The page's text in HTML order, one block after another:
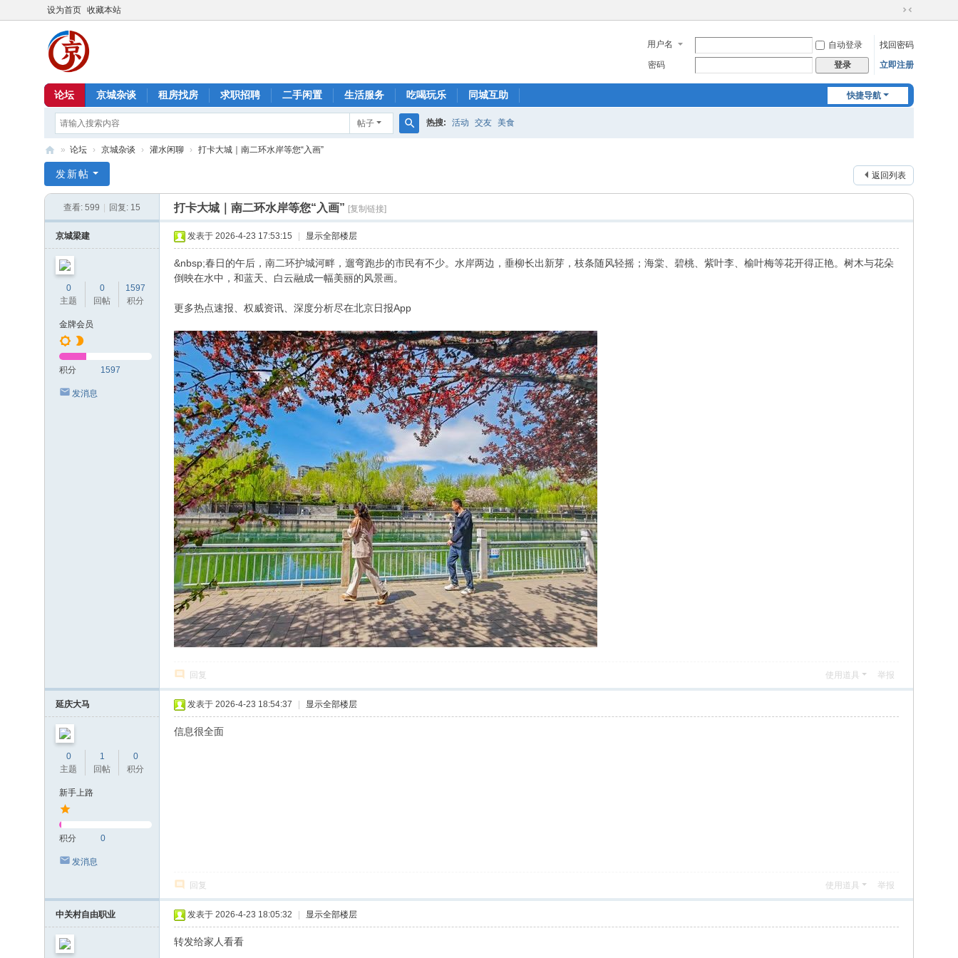
设为首页 收藏本站
切
到
窄
用户名 自动登录
找回密码
密码
登录 立即注册
快捷导航
论坛 京城杂谈 租房找房 求职招聘 二手闲置 生活服务 吃喝玩乐 同城互助
帖子 热搜: 活动 交友 美食
京
» 论坛 › 京城杂谈 › 灌水闲聊 › 打卡大城｜南二环水岸等您“入画”
返回列表
发新帖
查看: 599 回复: 15 打卡大城｜南二环水岸等您“入画” [复制链接]
京城梁建
0
主题
0
回帖
1597
积分
金牌会员
积分 1597
发消息
发表于 2026-4-23 17:53:15 显示全部楼层
&nbsp;春日的午后，南二环护城河畔，遛弯跑步的市民有不少。水岸两边，垂柳长出新芽，枝条随风轻摇；海棠、碧桃、紫叶李、榆叶梅等花开得正艳。树木与花朵
倒映在水中，和蓝天、白云融成一幅美丽的风景画。
更多热点速报、权威资讯、深度分析尽在北京日报App
回复 使用道具 举报
延庆大马
0
主题
1
回帖
0
积分
新手上路
积分 0
发消息
发表于 2026-4-23 18:54:37 显示全部楼层
信息很全面
回复 使用道具 举报
中关村自由职业 发表于 2026-4-23 18:05:32 显示全部楼层
转发给家人看看